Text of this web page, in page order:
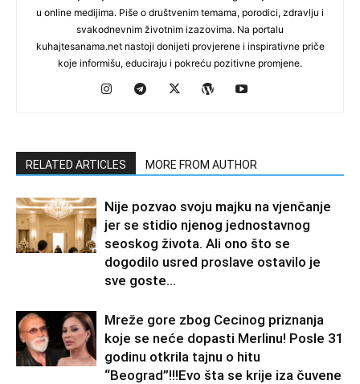
u online medijima. Piše o društvenim temama, porodici, zdravlju i
svakodnevnim životnim izazovima. Na portalu
kuhajtesanama.net nastoji donijeti provjerene i inspirativne priče
koje informišu, educiraju i pokreću pozitivne promjene.
RELATED ARTICLES MORE FROM AUTHOR
Nije pozvao svoju majku na vjenčanje
jer se stidio njenog jednostavnog
seoskog života. Ali ono što se
dogodilo usred proslave ostavilo je
sve goste...
Mreže gore zbog Cecinog priznanja
koje se neće dopasti Merlinu! Posle 31
godinu otkrila tajnu o hitu
“Beograd”!!!Evo šta se krije iza čuvene